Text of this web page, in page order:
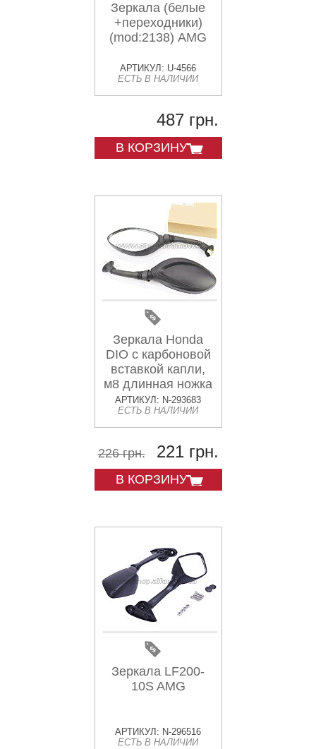
Зеркала (белые
+переходники)
(mod:2138) AMG
АРТИКУЛ: U-4566
ЕСТЬ В НАЛИЧИИ
487 грн.
В КОРЗИНУ
Зеркала Honda
DIO с карбоновой
вставкой капли,
м8 длинная ножка
в чехле резиновом
KOMATCU
АРТИКУЛ: N-293683
ЕСТЬ В НАЛИЧИИ
226 грн. 221 грн.
В КОРЗИНУ
Зеркала LF200-
10S AMG
АРТИКУЛ: N-296516
ЕСТЬ В НАЛИЧИИ